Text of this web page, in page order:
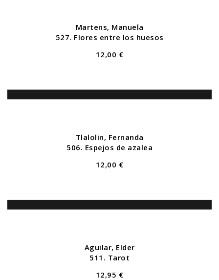
Martens, Manuela
527. Flores entre los huesos
12,00 €
Tlalolin, Fernanda
506. Espejos de azalea
12,00 €
Aguilar, Elder
511. Tarot
12,95 €